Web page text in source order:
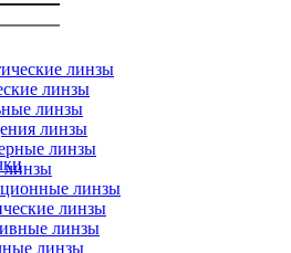
линзы
линзы
линзы
линзы
линзы
линзы
линзы
линзы
линзы